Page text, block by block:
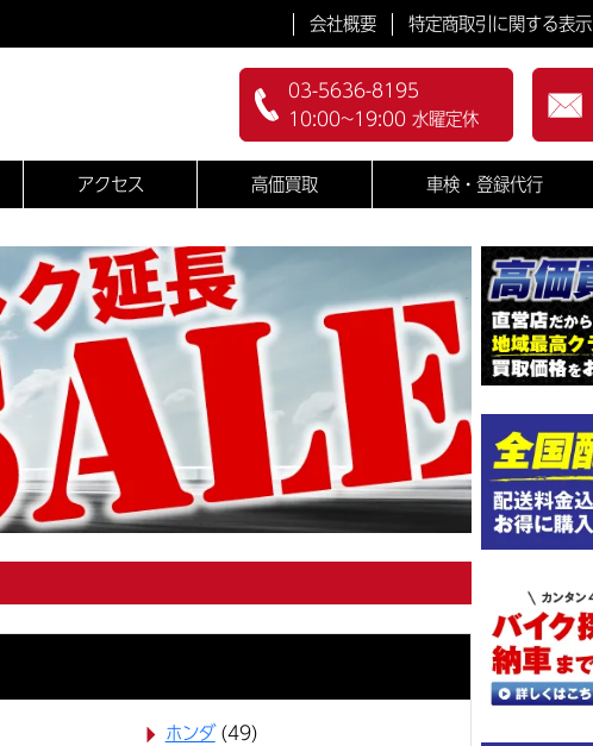
会社概要 特定商取引に関する表示
03-5636-8195
10:00~19:00 水曜定休
アクセス 高価買取 車検・登録代行
ホンダ (49)